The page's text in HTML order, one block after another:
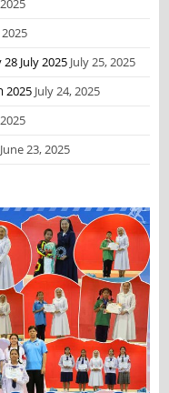
July 2025 July 25, 2025
2025 July 24, 2025
June 23, 2025